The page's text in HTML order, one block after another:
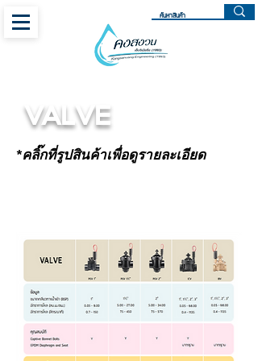
VALVE
*คลิ๊กที่รูปสินค้าเพื่อดูรายละเอียด